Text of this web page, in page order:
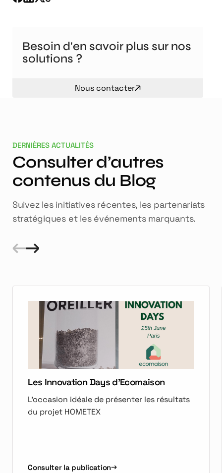
Besoin d'en savoir plus sur nos
solutions ?
Nous contacter
DERNIÈRES ACTUALITÉS
Consulter d’autres
contenus du Blog
Suivez les initiatives récentes, les partenariats
stratégiques et les événements marquants.
Les Innovation Days d'Ecomaison
L'occasion idéale de présenter les résultats
du projet HOMETEX
Consulter la publication